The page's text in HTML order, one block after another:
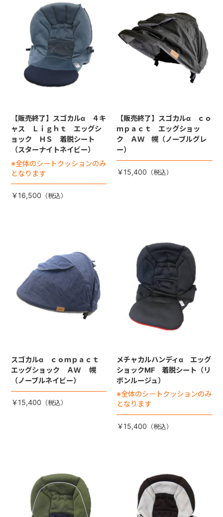
【販売終了】スゴカルα ４キ
ャス Ｌｉｇｈｔ エッグシ
ョック ＨＳ 着脱シート
（スターナイトネイビー）
※全体のシートクッションのみ
となります
￥16,500
【販売終了】スゴカルα ｃｏ
ｍｐａｃｔ エッグショッ
ク ＡＷ 幌（ノーブルグレ
ー）
￥15,400
スゴカルα ｃｏｍｐａｃｔ
エッグショック ＡＷ 幌
（ノーブルネイビー）
￥15,400
メチャカルハンディα エッグ
ショックMF 着脱シート（リ
ボンルージュ）
※全体のシートクッションのみ
となります
￥15,400